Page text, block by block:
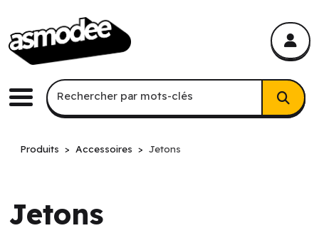
Menu
Recherche par mots-clés
Rechercher par mots-clés
Produits Accessoires Jetons
Jetons